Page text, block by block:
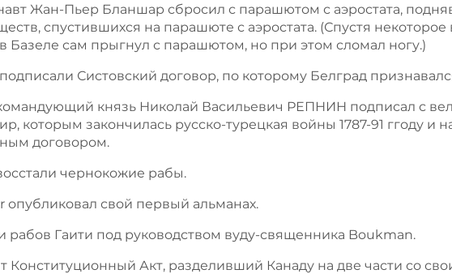
Жан-Пьер Бланшар сбросил с парашютом с аэростата,
спустившихся на парашюте с аэростата. (Спустя
Базеле сам прыгнул с парашютом, но при этом сломал ногу.)
подписали Систовский договор, по которому Белград
командующий князь Николай Васильевич РЕПНИН подписал с
закончилась русско-турецкая войны 1787-91 ггоду и
договором.
чернокожие рабы.
опубликовал свой первый альманах.
рабов Гаити под руководством вуду-священника Boukman.
Конституционный Акт, разделивший Канаду на две части со